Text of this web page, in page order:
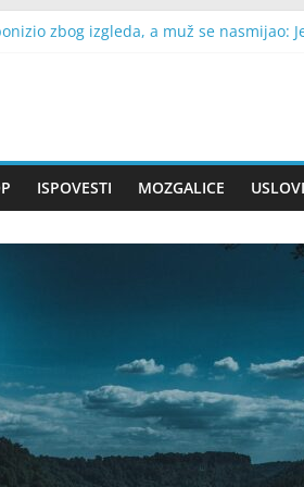
zbog izgleda, a muž se nasmijao:
kritikovao NATO i govorio o Srbiji:
posiječem staru jabuku koju je
ISPOVESTI MOZGALICE